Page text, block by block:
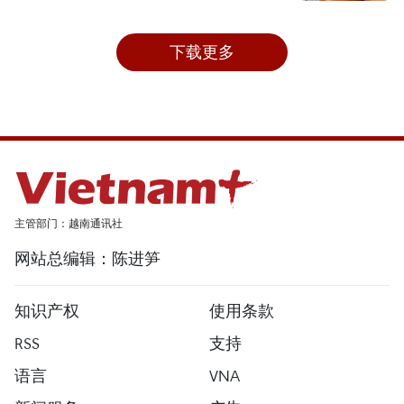
下载更多
主管部门：越南通讯社
网站总编辑：陈进笋
知识产权
使用条款
RSS
支持
语言
VNA